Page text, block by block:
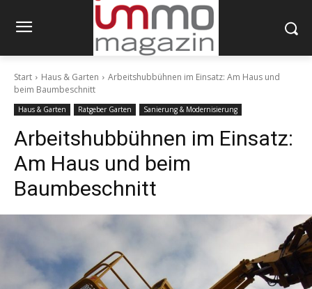
Start Haus & Garten
Arbeitshubbühnen im Einsatz: Am Haus und
beim Baumbeschnitt
Haus & Garten Ratgeber Garten Sanierung & Modernisierung
Arbeitshubbühnen im Einsatz:
Am Haus und beim
Baumbeschnitt